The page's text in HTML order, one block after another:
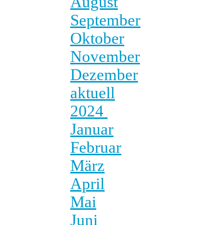
September
Oktober
November
Dezember
aktuell
2024
Januar
Februar
März
April
Mai
Juni